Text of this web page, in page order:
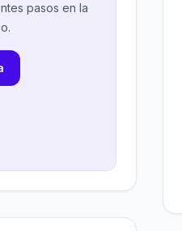
pasos en la